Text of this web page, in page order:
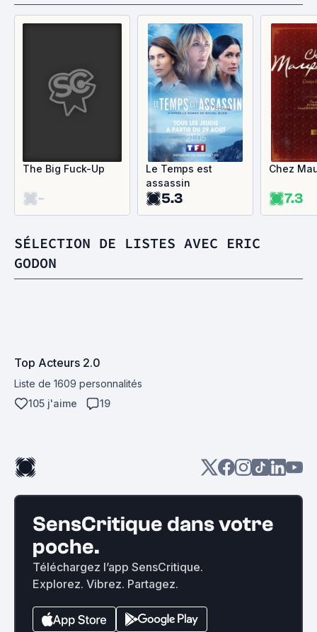
The Big Fuck-Up
-
Le Temps est
assassin
5.3
Chez
7.3
SÉLECTION DE LISTES AVEC ERIC
GODON
Top Acteurs 2.0
Liste de 1609 personnalités
105 j'aime
19
SensCritique dans votre
poche.
Téléchargez l’app SensCritique.
Explorez. Vibrez. Partagez.